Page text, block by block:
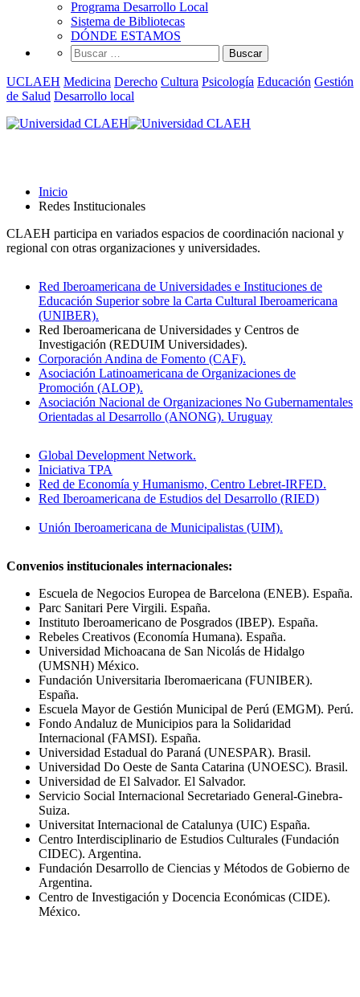
Programa Desarrollo Local
Sistema de Bibliotecas
DÓNDE ESTAMOS
Buscar:
UCLAEH Medicina Derecho Cultura Psicología Educación Gestión
de Salud Desarrollo local
Inicio
Redes Institucionales
CLAEH participa en variados espacios de coordinación nacional y
regional con otras organizaciones y universidades.
Red Iberoamericana de Universidades e Instituciones de
Educación Superior sobre la Carta Cultural Iberoamericana
(UNIBER).
Red Iberoamericana de Universidades y Centros de
Investigación (REDUIM Universidades).
Corporación Andina de Fomento (CAF).
Asociación Latinoamericana de Organizaciones de
Promoción (ALOP).
Asociación Nacional de Organizaciones No Gubernamentales
Orientadas al Desarrollo (ANONG). Uruguay
Global Development Network.
Iniciativa TPA
Red de Economía y Humanismo, Centro Lebret-IRFED.
Red Iberoamericana de Estudios del Desarrollo (RIED)
Unión Iberoamericana de Municipalistas (UIM).
Convenios institucionales internacionales:
Escuela de Negocios Europea de Barcelona (ENEB). España.
Parc Sanitari Pere Virgili. España.
Instituto Iberoamericano de Posgrados (IBEP). España.
Rebeles Creativos (Economía Humana). España.
Universidad Michoacana de San Nicolás de Hidalgo
(UMSNH) México.
Fundación Universitaria Iberomaericana (FUNIBER).
España.
Escuela Mayor de Gestión Municipal de Perú (EMGM). Perú.
Fondo Andaluz de Municipios para la Solidaridad
Internacional (FAMSI). España.
Universidad Estadual do Paraná (UNESPAR). Brasil.
Universidad Do Oeste de Santa Catarina (UNOESC). Brasil.
Universidad de El Salvador. El Salvador.
Servicio Social Internacional Secretariado General-Ginebra-
Suiza.
Universitat Internacional de Catalunya (UIC) España.
Centro Interdisciplinario de Estudios Culturales (Fundación
CIDEC). Argentina.
Fundación Desarrollo de Ciencias y Métodos de Gobierno de
Argentina.
Centro de Investigación y Docencia Económicas (CIDE).
México.